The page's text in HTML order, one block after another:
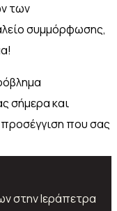
των
συμμόρφωσης,
σήμερα και
που σας
στην Ιεράπετρα